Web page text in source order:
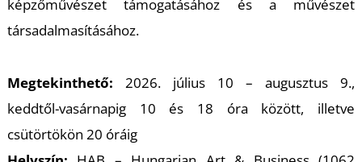
képzőművészet támogatásához és a művészet
társadalmasításához.
Megtekinthető: 2026. július 10 – augusztus 9.,
keddtől-vasárnapig 10 és 18 óra között, illetve
csütörtökön 20 óráig